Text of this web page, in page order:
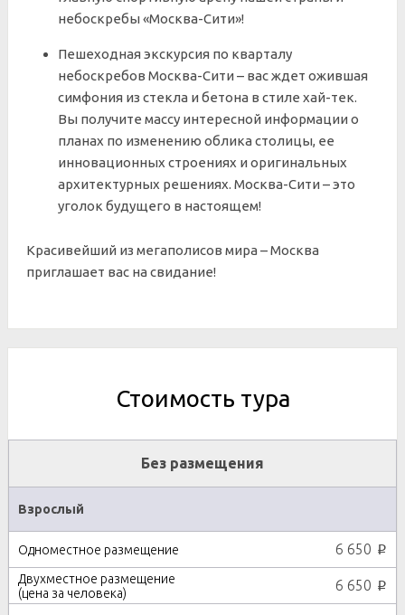
небоскребы «Москва-Сити»!
Пешеходная экскурсия по кварталу
небоскребов Москва-Сити – вас ждет ожившая
симфония из стекла и бетона в стиле хай-тек.
Вы получите массу интересной информации о
планах по изменению облика столицы, ее
инновационных строениях и оригинальных
архитектурных решениях. Москва-Сити – это
уголок будущего в настоящем!
Красивейший из мегаполисов мира – Москва
приглашает вас на свидание!
Стоимость тура
Без размещения
Взрослый
6 650 p
6 650 p